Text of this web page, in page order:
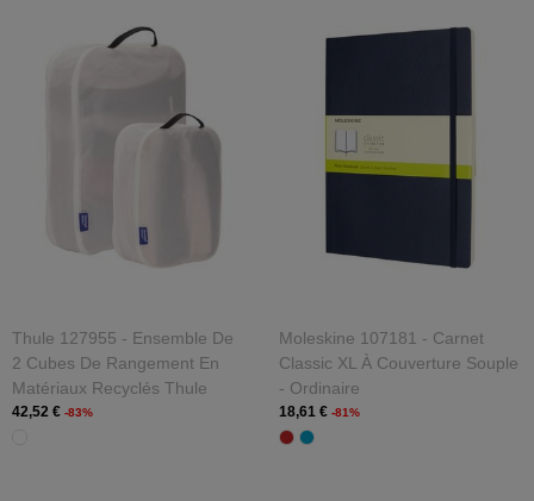
Thule 127955 - Ensemble De
2 Cubes De Rangement En
Matériaux Recyclés Thule
42,52 € -83%
Moleskine 107181 - Carnet
Classic XL À Couverture Souple
- Ordinaire
18,61 € -81%